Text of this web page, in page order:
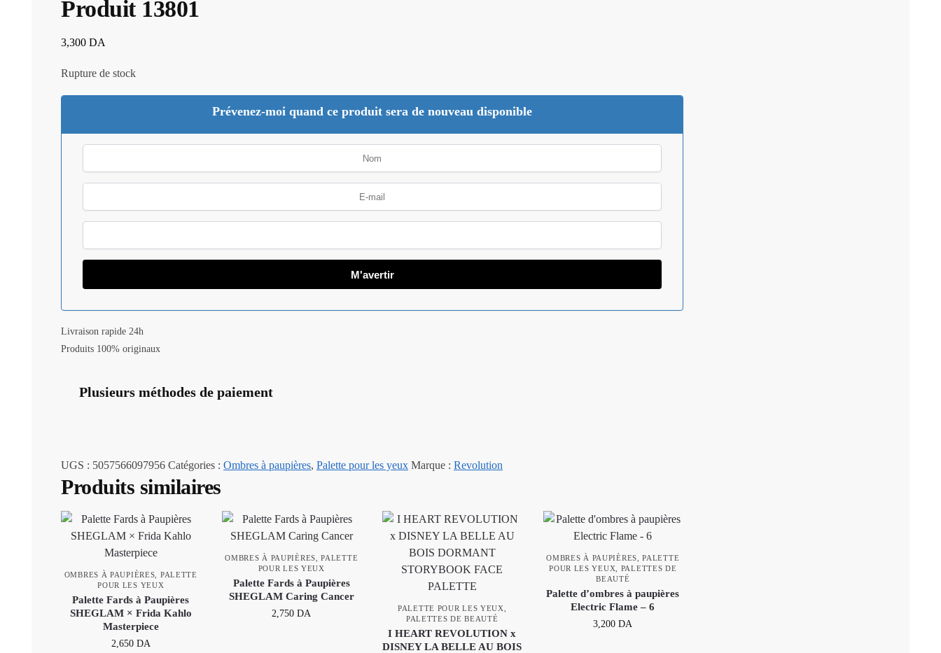
Produit 13801
3,300 DA
Rupture de stock
Prévenez-moi quand ce produit sera de nouveau disponible
Livraison rapide 24h
Produits 100% originaux
Plusieurs méthodes de paiement
UGS : 5057566097956 Catégories : Ombres à paupières, Palette pour les yeux Marque : Revolution
Produits similaires
OMBRES À PAUPIÈRES
PALETTE
POUR LES YEUX
Palette Fards à Paupières
SHEGLAM × Frida Kahlo
Masterpiece
2,650 DA
OMBRES À PAUPIÈRES ,PALETTE
POUR LES YEUX
Palette Fards à Paupières
SHEGLAM Caring Cancer
2,750DA PALETTE POUR LES YEUX
PALETTES DE BEAUTÉ
I HEART REVOLUTION x
DISNEY LA BELLE AU BOIS
OMBRES À PAUPIÈRES ,PALETTE
POUR LES YEUX
PALETTES DE
BEAUTÉ
Palette d’ombres à paupières
Electric Flame – 6
3,200DA